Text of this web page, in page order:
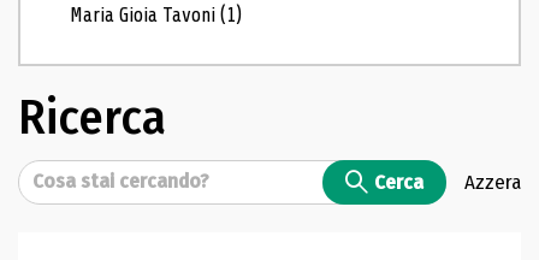
Maria Gioia Tavoni(1)
Ricerca
Cerca Cerca Azzera